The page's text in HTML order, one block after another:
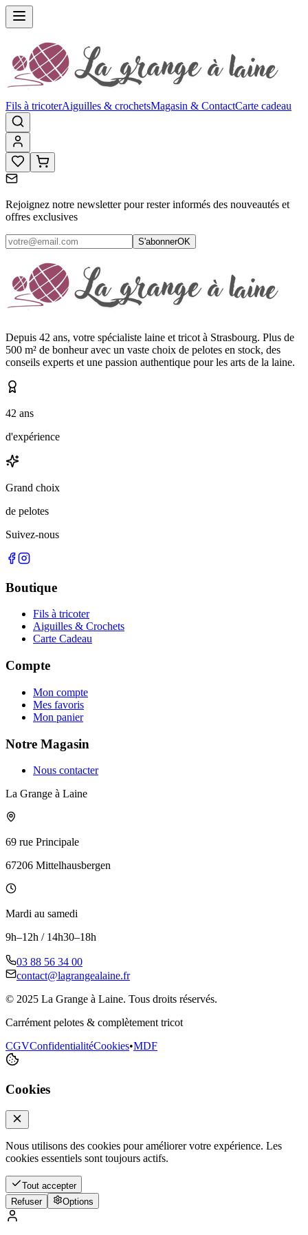
Fils à tricoterAiguilles & crochetsMagasin & ContactCarte cadeau
Rejoignez notre newsletter pour rester informés des nouveautés et
offres exclusives
S'abonnerOK
Depuis 42 ans, votre spécialiste laine et tricot à Strasbourg. Plus de
500 m² de bonheur avec un vaste choix de pelotes en stock, des
conseils experts et une passion authentique pour les arts de la laine.
42 ans
d'expérience
Grand choix
de pelotes
Suivez-nous
Boutique
Fils à tricoter
Aiguilles & Crochets
Carte Cadeau
Compte
Mon compte
Mes favoris
Mon panier
Notre Magasin
Nous contacter
La Grange à Laine
69 rue Principale
67206 Mittelhausbergen
Mardi au samedi
9h–12h / 14h30–18h
03 88 56 34 00
contact@lagrangealaine.fr
© 2025 La Grange à Laine. Tous droits réservés.
Carrément pelotes & complètement tricot
CGVConfidentialitéCookies•MDF
Cookies
Nous utilisons des cookies pour améliorer votre expérience. Les
cookies essentiels sont toujours actifs.
Tout accepter
Refuser
Options